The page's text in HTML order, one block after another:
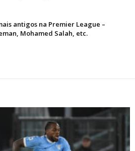
antigos na Premier League –
Mohamed Salah, etc.